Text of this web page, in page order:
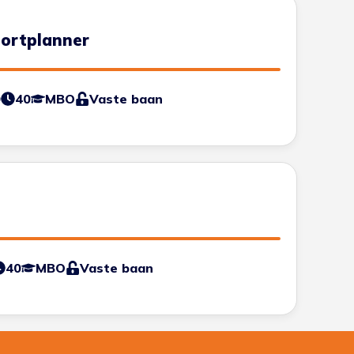
40 MBO Vaste baan
40 MBO Vaste baan